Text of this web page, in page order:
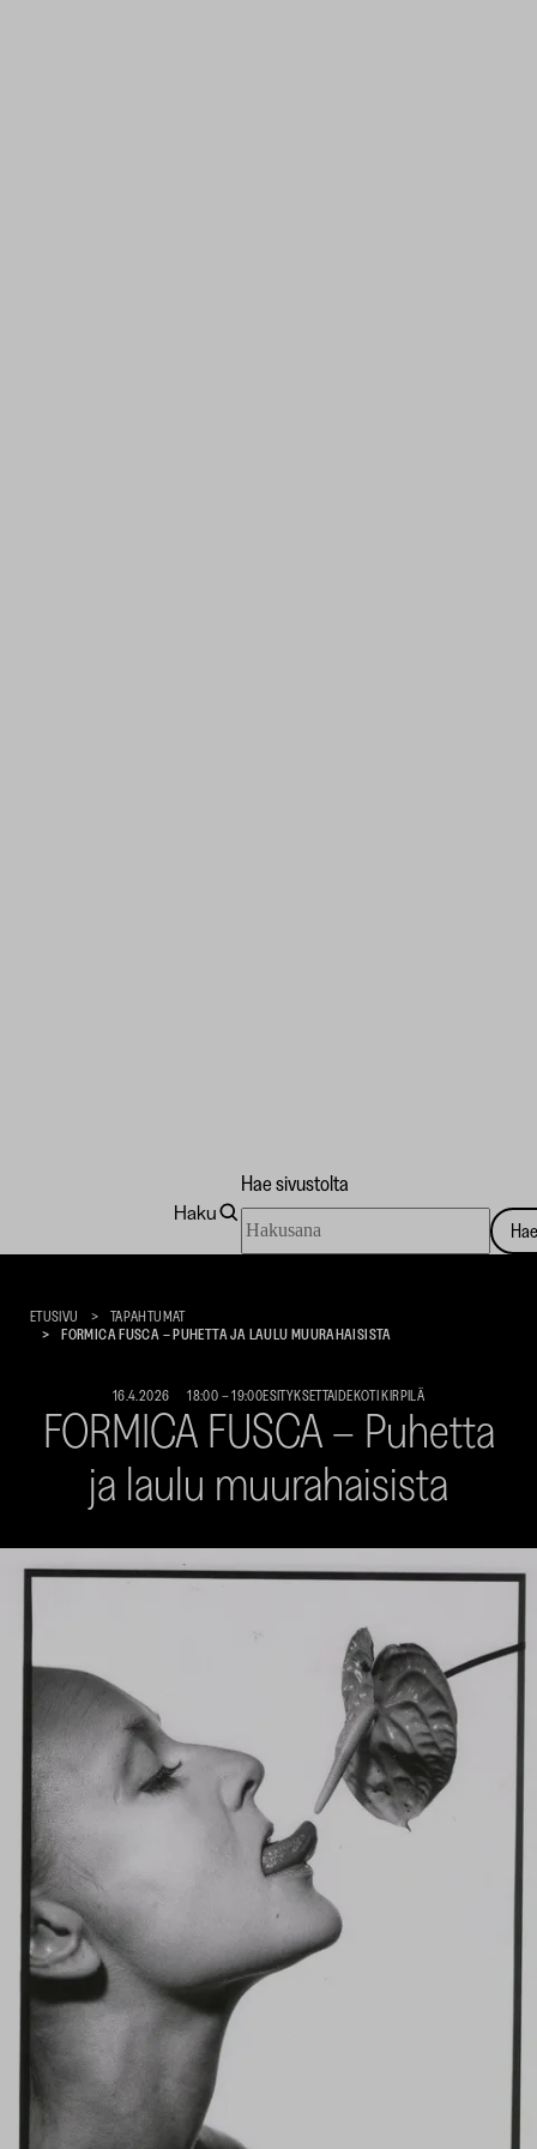
Taidekoti
Haku
Hae sivustolta
sivustolta
ETUSIVU
TAPAHTUMAT
FORMICA FUSCA – PUHETTA JA LAULU MUURAHAISISTA
16.4.2026 18:00 –19:00ESITYKSETTAIDEKOTI KIRPILÄ
FORMICA FUSCA – Puhetta
ja laulu muurahaisista